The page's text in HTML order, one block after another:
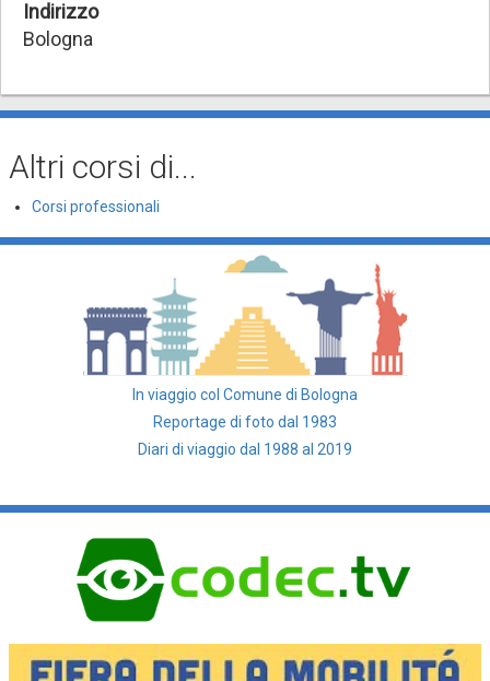
Indirizzo
Bologna
Altri corsi di...
Corsi professionali
In viaggio col Comune di Bologna
Reportage di foto dal 1983
Diari di viaggio dal 1988 al 2019